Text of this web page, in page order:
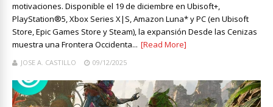
motivaciones. Disponible el 19 de diciembre en Ubisoft+,
PlayStation®5, Xbox Series X|S, Amazon Luna* y PC (en Ubisoft
Store, Epic Games Store y Steam), la expansión Desde las Cenizas
muestra una Frontera Occidenta... [Read More]
JOSE A. CASTILLO 09/12/2025